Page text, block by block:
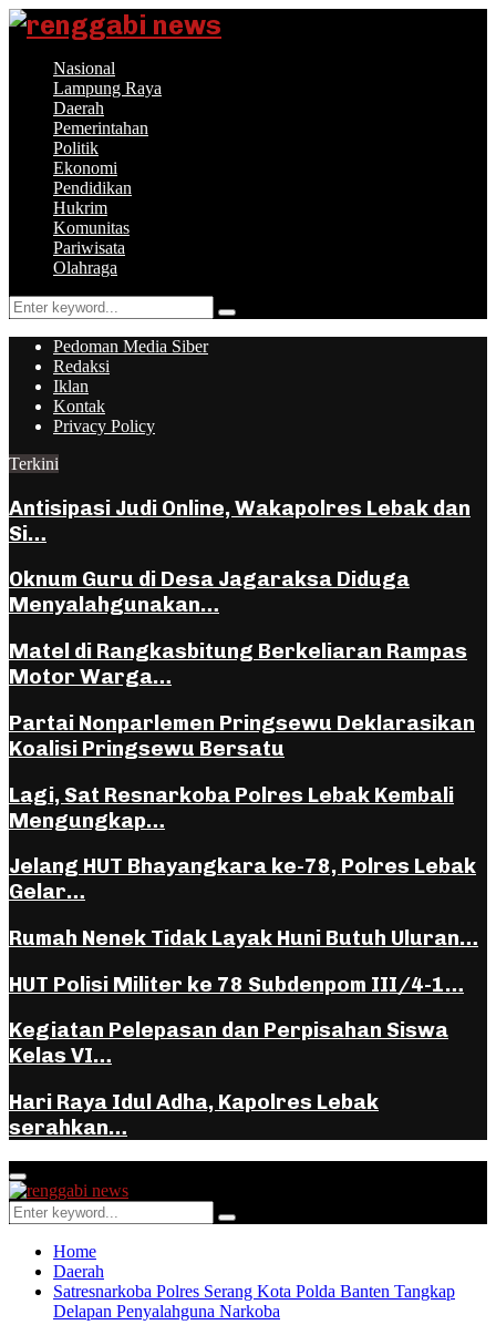
Nasional
Lampung Raya
Daerah
Pemerintahan
Politik
Ekonomi
Pendidikan
Hukrim
Komunitas
Pariwisata
Olahraga
Search
for:
Search
Pedoman Media Siber
Redaksi
Iklan
Kontak
Privacy Policy
Terkini
Antisipasi Judi Online, Wakapolres Lebak dan
Si…
Oknum Guru di Desa Jagaraksa Diduga
Menyalahgunakan…
Matel di Rangkasbitung Berkeliaran Rampas
Motor Warga…
Partai Nonparlemen Pringsewu Deklarasikan
Koalisi Pringsewu Bersatu
Lagi, Sat Resnarkoba Polres Lebak Kembali
Mengungkap…
Jelang HUT Bhayangkara ke-78, Polres Lebak
Gelar…
Rumah Nenek Tidak Layak Huni Butuh Uluran…
HUT Polisi Militer ke 78 Subdenpom III/4-1…
Kegiatan Pelepasan dan Perpisahan Siswa
Kelas VI…
Hari Raya Idul Adha, Kapolres Lebak
serahkan…
Facebook
Instagram
Youtube
Whatsapp
Primary
Menu
Search
for:
Search
Home
Daerah
Satresnarkoba Polres Serang Kota Polda Banten Tangkap
Delapan Penyalahguna Narkoba